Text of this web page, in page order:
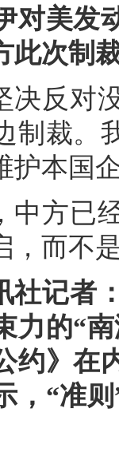
对美发
此次制
决反对
制裁。
护本国
中方已
，而不
社记者
力的“
约》
，“准